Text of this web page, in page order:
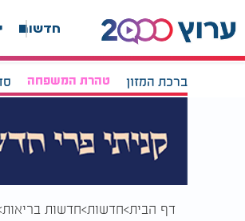
חדשות
ברכת המזון טהרת המשפחה
דף הבית חדשות חדשות בריאות